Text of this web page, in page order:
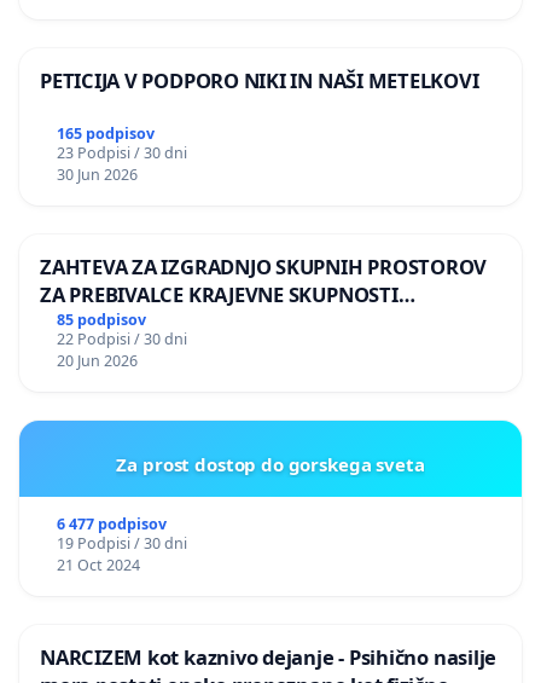
PETICIJA V PODPORO NIKI IN NAŠI METELKOVI
165 podpisov
23 Podpisi / 30 dni
30 Jun 2026
ZAHTEVA ZA IZGRADNJO SKUPNIH PROSTOROV
ZA PREBIVALCE KRAJEVNE SKUPNOSTI
PRESTRANEK
85 podpisov
22 Podpisi / 30 dni
20 Jun 2026
Za prost dostop do gorskega sveta
6 477 podpisov
19 Podpisi / 30 dni
21 Oct 2024
NARCIZEM kot kaznivo dejanje - Psihično nasilje